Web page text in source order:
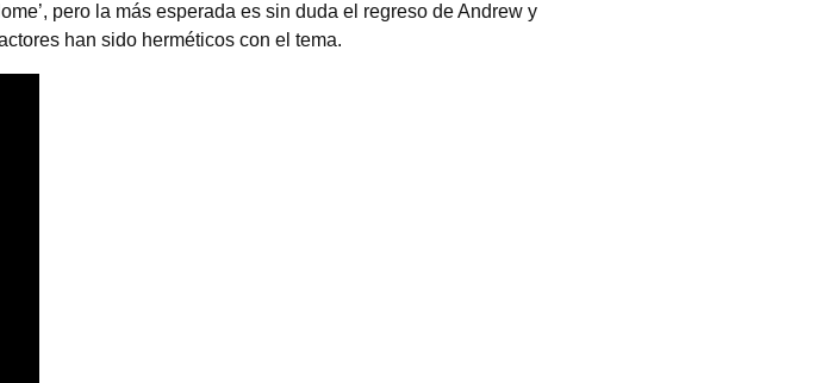
pero la más esperada es sin duda el regreso de Andrew y
han sido herméticos con el tema.